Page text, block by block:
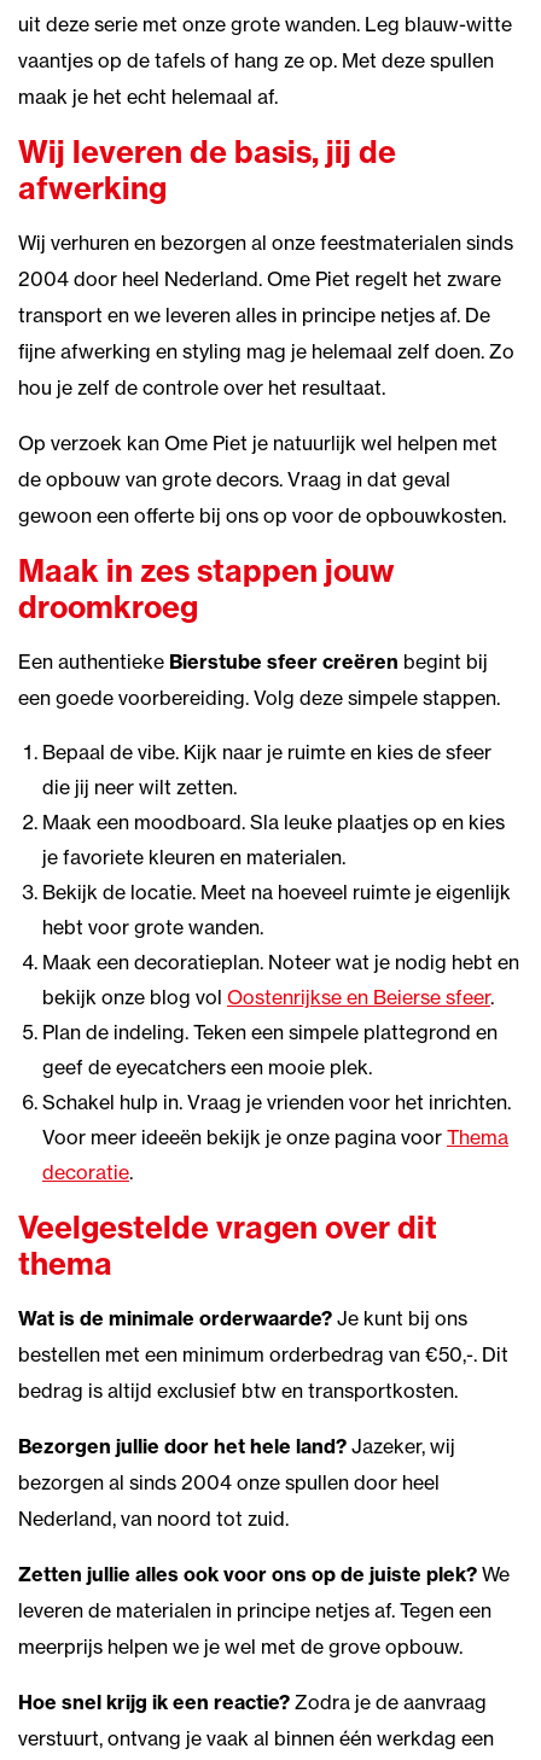
uit deze serie met onze grote wanden. Leg blauw-witte
vaantjes op de tafels of hang ze op. Met deze spullen
maak je het echt helemaal af.
Wij leveren de basis, jij de
afwerking
Wij verhuren en bezorgen al onze feestmaterialen sinds
2004 door heel Nederland. Ome Piet regelt het zware
transport en we leveren alles in principe netjes af. De
fijne afwerking en styling mag je helemaal zelf doen. Zo
hou je zelf de controle over het resultaat.
Op verzoek kan Ome Piet je natuurlijk wel helpen met
de opbouw van grote decors. Vraag in dat geval
gewoon een offerte bij ons op voor de opbouwkosten.
Maak in zes stappen jouw
droomkroeg
Een authentieke Bierstube sfeer creëren begint bij
een goede voorbereiding. Volg deze simpele stappen.
Bepaal de vibe. Kijk naar je ruimte en kies de sfeer
die jij neer wilt zetten.
Maak een moodboard. Sla leuke plaatjes op en kies
je favoriete kleuren en materialen.
Bekijk de locatie. Meet na hoeveel ruimte je eigenlijk
hebt voor grote wanden.
Maak een decoratieplan. Noteer wat je nodig hebt en
bekijk onze blog vol Oostenrijkse en Beierse sfeer.
Plan de indeling. Teken een simpele plattegrond en
geef de eyecatchers een mooie plek.
Schakel hulp in. Vraag je vrienden voor het inrichten.
Voor meer ideeën bekijk je onze pagina voor Thema
decoratie.
Veelgestelde vragen over dit
thema
Wat is de minimale orderwaarde? Je kunt bij ons
bestellen met een minimum orderbedrag van €50,-. Dit
bedrag is altijd exclusief btw en transportkosten.
Bezorgen jullie door het hele land? Jazeker, wij
bezorgen al sinds 2004 onze spullen door heel
Nederland, van noord tot zuid.
Zetten jullie alles ook voor ons op de juiste plek? We
leveren de materialen in principe netjes af. Tegen een
meerprijs helpen we je wel met de grove opbouw.
Hoe snel krijg ik een reactie? Zodra je de aanvraag
verstuurt, ontvang je vaak al binnen één werkdag een